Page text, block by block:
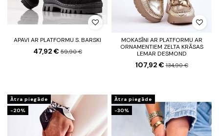
APAVI AR PLATFORMU S. BARSKI
47,92 €59,90 €
MOKASĪNI AR PLATFORMU AR
ORNAMENTIEM ZELTA KRĀSAS
LEMAR DESMOND
107,92 €134,90 €
Ātra piegāde
-20%
Ātra piegāde
-30%